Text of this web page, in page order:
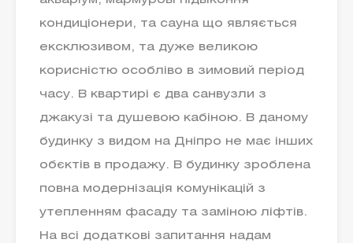
кондиціонери, та сауна що являється
ексклюзивом, та дуже великою
корисністю особліво в зимовий період
часу. В квартирі є два санвузли з
джакузі та душевою кабіною. В даному
будинку з видом на Дніпро не має інших
обєктів в продажу. В будинку зроблена
повна модернізація комунікацій з
утепленням фасаду та заміною ліфтів.
На всі додаткові запитання надам